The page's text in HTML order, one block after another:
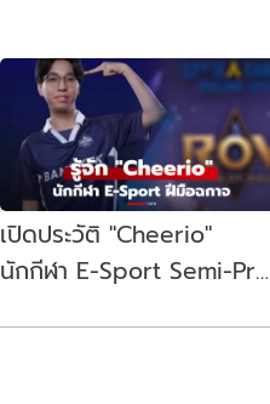
เปิดประวัติ "Cheerio"
นักกีฬา E-Sport Semi-Pro